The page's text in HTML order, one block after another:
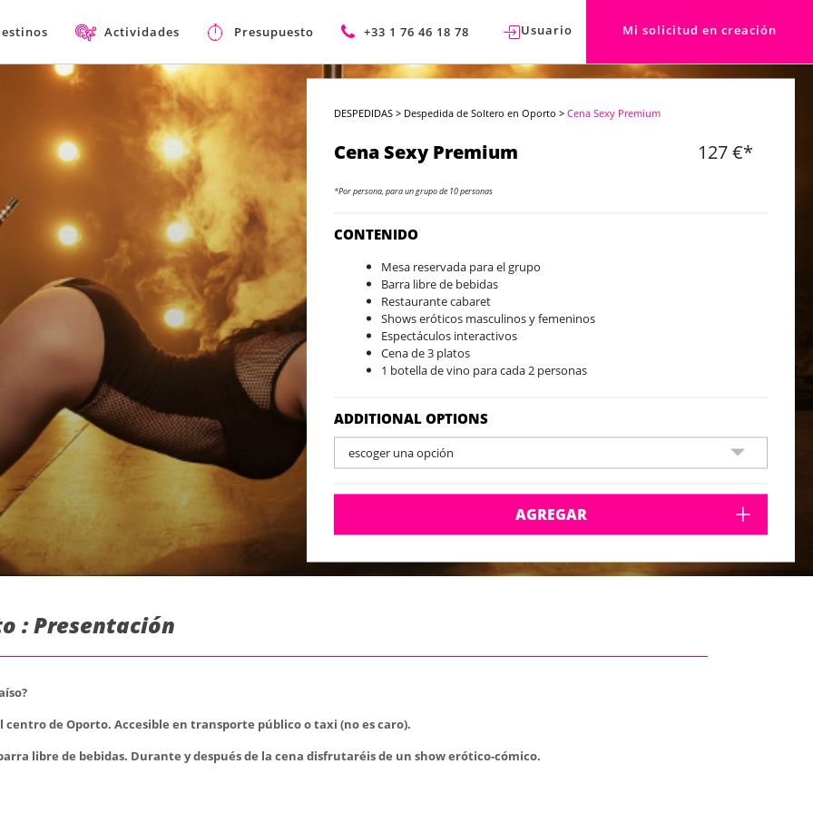
Actividades Presupuesto +33 1 76 46 18 78 Usuario Mi solicitud en creación
DESPEDIDAS > Despedida de Soltero en Oporto >Cena Sexy Premium
Cena Sexy Premium 127 €*
*Por persona, para un grupo de 10 personas
CONTENIDO
Mesa reservada para el grupo
Barra libre de bebidas
Restaurante cabaret
Shows eróticos masculinos y femeninos
Espectáculos interactivos
Cena de 3 platos
1 botella de vino para cada 2 personas
ADDITIONAL OPTIONS
escoger una opción
AGREGAR
: Presentación
de Oporto. Accesible en transporte público o taxi (no es caro).
libre de bebidas. Durante y después de la cena disfrutaréis de un show erótico-cómico.